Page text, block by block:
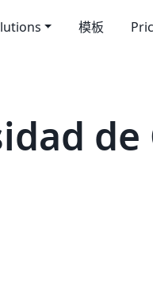
模板